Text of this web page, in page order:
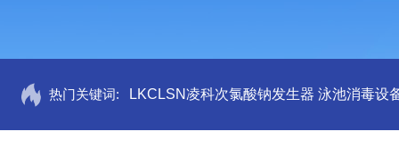
热门关键词: LKCLSN凌科次氯酸钠发生器 泳池消毒设